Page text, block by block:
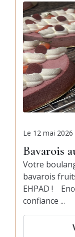
Le 12 mai 2026
Bavarois
Votre
bavarois
EHPAD !
confiance ...